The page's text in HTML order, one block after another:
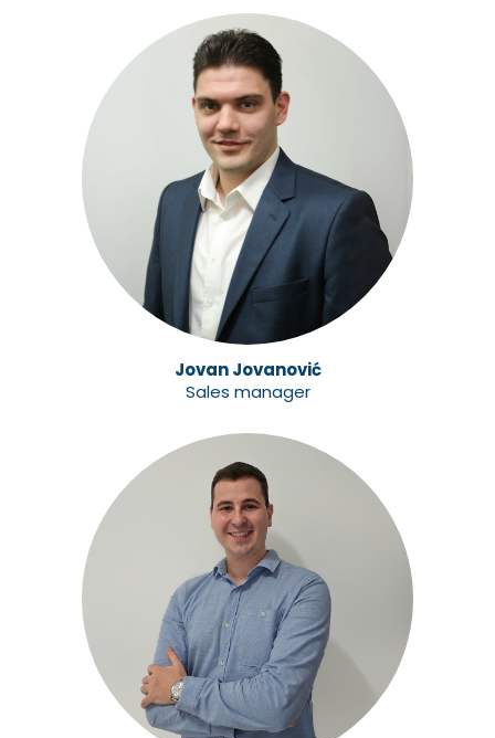
Jovan Jovanović
Sales manager